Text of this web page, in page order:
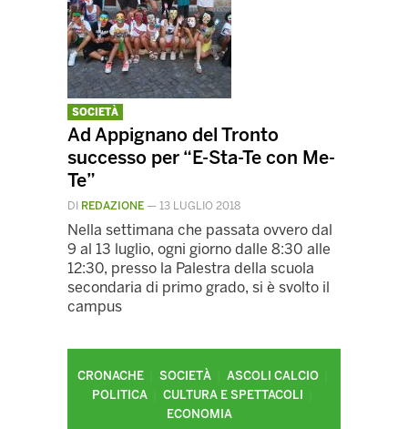
SOCIETÀ
Ad Appignano del Tronto
successo per “E-Sta-Te con Me-
Te”
DI REDAZIONE — 13 LUGLIO 2018
Nella settimana che passata ovvero dal
9 al 13 luglio, ogni giorno dalle 8:30 alle
12:30, presso la Palestra della scuola
secondaria di primo grado, si è svolto il
campus
CRONACHE SOCIETÀ
ASCOLI CALCIO
POLITICA
CULTURA E SPETTACOLI
ECONOMIA